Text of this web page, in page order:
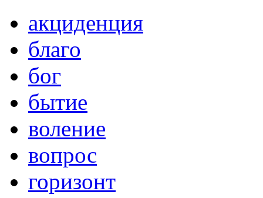
акциденция
благо
бог
бытие
воление
вопрос
горизонт